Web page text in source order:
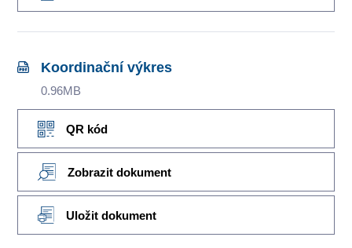
Koordinační výkres
0.96MB
QR kód
Zobrazit dokument
Uložit dokument